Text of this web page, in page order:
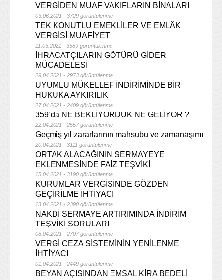
VERGİDEN MUAF VAKIFLARIN BİNALARI
03.06.2021 - 3729 görüntülenme
TEK KONUTLU EMEKLİLER VE EMLÂK
VERGİSİ MUAFİYETİ
11.05.2021 - 3589 görüntülenme
İHRACATÇILARIN GÖTÜRÜ GİDER
MÜCADELESİ
29.04.2021 - 2973 görüntülenme
UYUMLU MÜKELLEF İNDİRİMİNDE BİR
HUKUKA AYKIRILIK
27.04.2021 - 2409 görüntülenme
359’da NE BEKLİYORDUK NE GELİYOR ?
22.04.2021 - 2557 görüntülenme
Geçmiş yıl zararlarının mahsubu ve zamanaşımı
20.04.2021 - 3111 görüntülenme
ORTAK ALACAĞININ SERMAYEYE
EKLENMESİNDE FAİZ TEŞVİKİ
15.04.2021 - 3190 görüntülenme
KURUMLAR VERGİSİNDE GÖZDEN
GEÇİRİLME İHTİYACI
13.04.2021 - 2390 görüntülenme
NAKDİ SERMAYE ARTIRIMINDA İNDİRİM
TEŞVİKİ SORULARI
08.04.2021 - 2707 görüntülenme
VERGİ CEZA SİSTEMİNİN YENİLENME
İHTİYACI
01.04.2021 - 2449 görüntülenme
BEYAN AÇISINDAN EMSAL KİRA BEDELİ